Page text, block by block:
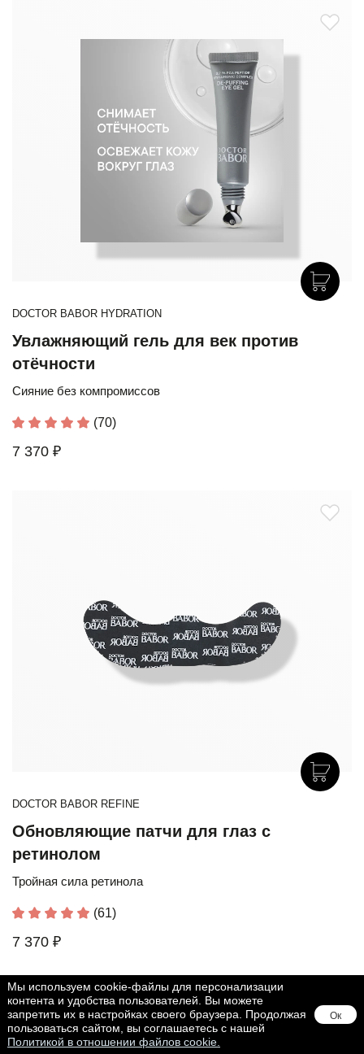
DOCTOR BABOR HYDRATION
Увлажняющий гель для век против
отёчности
Сияние без компромиссов
(70)
7 370 ₽
DOCTOR BABOR REFINE
Обновляющие патчи для глаз с
ретинолом
Тройная сила ретинола
(61)
7 370 ₽
Мы используем cookie-файлы для персонализации
контента и удобства пользователей. Вы можете
запретить их в настройках своего браузера. Продолжая
пользоваться сайтом, вы соглашаетесь с нашей
Политикой в отношении файлов cookie.
Ок